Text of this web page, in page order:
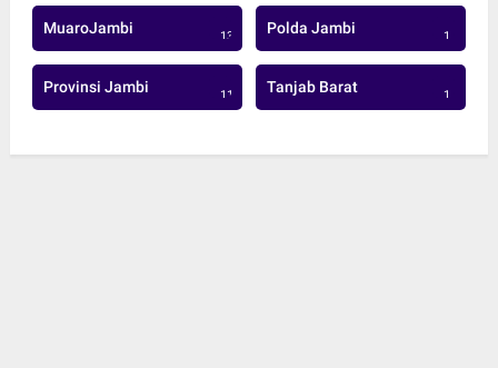
MuaroJambi 137 Polda Jambi 1
Provinsi Jambi 113 Tanjab Barat 1